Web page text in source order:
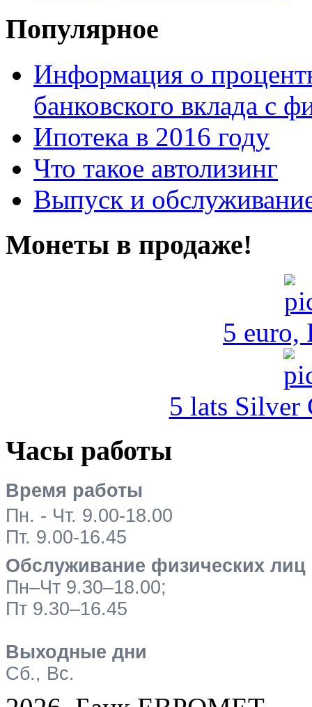
Популярное
Информация о
банковского вклада с
Ипотека в 2016 году
Что такое автолизинг
Выпуск и
Монеты в продаже!
5 euro,
5 lats Silver
Часы работы
Время работы
Пн. - Чт. 9.00-18.00
Пт. 9.00-16.45
Обслуживание физических лиц
Пн–Чт 9.30–18.00;
Пт 9.30–16.45
Выходные дни
Сб., Вс.